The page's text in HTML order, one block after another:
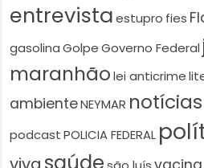
entrevista estupro fies
gasolina Golpe Governo Federal
maranhão lei anticrime
ambienteNEYMAR notícias
podcast POLICIA FEDERAL